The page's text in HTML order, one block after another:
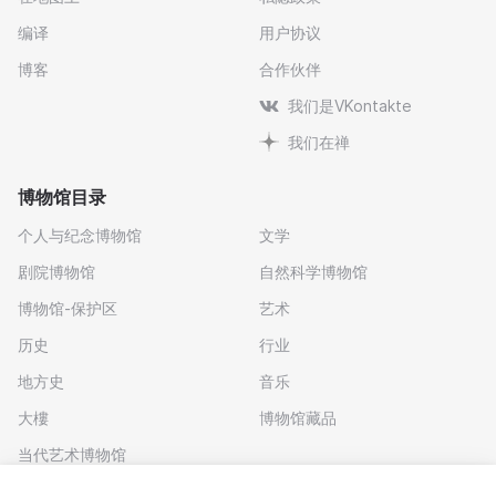
编译
博客
用户协议
合作伙伴
我们是VKontakte
我们在禅
博物馆目录
个人与纪念博物馆
剧院博物馆
博物馆-保护区
历史
地方史
大樓
当代艺术博物馆
文学
自然科学博物馆
艺术
行业
音乐
博物馆藏品